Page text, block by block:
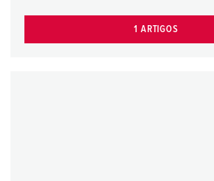
1 ARTIGOS